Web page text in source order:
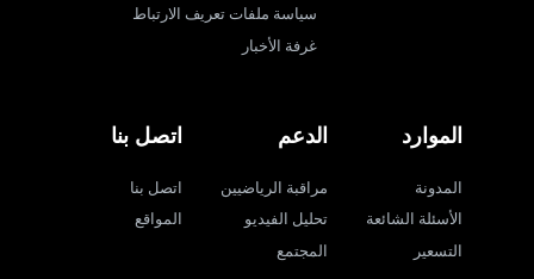
سياسة ملفات تعريف الارتباط
غرفة الأخبار
الموارد
المدونة
الأسئلة الشائعة
التسعير
الدعم
مراقبة الرياضيين
تحليل الفيديو
المجتمع
اتصل بنا
اتصل بنا
المواقع